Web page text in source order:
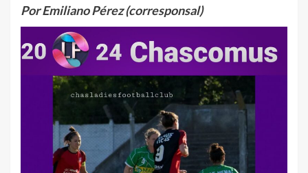
Por Emiliano Pérez (corresponsal)